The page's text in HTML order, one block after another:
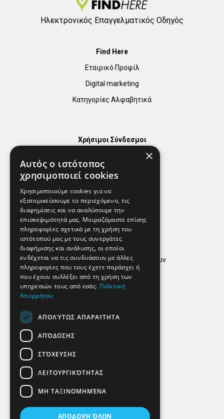
Ηλεκτρονικός Επαγγελματικός Οδηγός
Find Here
Εταιρικό Προφίλ
Digital marketing
Κατηγορίες Αλφαβητικά
Χρήσιμοι Σύνδεσμοι
Χρήσιμα Τηλέφωνα
Εφημερεύοντα Φαρμακεία
Απόρρητο
Όροι Χρήσης
Πολιτική προστασίας δεδομένων
Findhere
Social Media
×
Αυτός ο ιστότοπος
χρησιμοποιεί cookies
Χρησιμοποιούμε cookies για να
εξατομικεύσουμε το περιεχόμενο, τις
διαφημίσεις και να αναλύσουμε την
επισκεψιμότητά μας. Μοιραζόμαστε επίσης
πληροφορίες σχετικά με τη χρήση του
ιστότοπού μας με τους συνεργάτες
διαφήμισης και ανάλυσης, οι οποίοι
ενδέχεται να τις συνδυάσουν με άλλες
πληροφορίες που τους έχετε παράσχει ή
που έχουν συλλέξει από τη χρήση των
υπηρεσιών τους από εσάς. Πολιτική
Απορρήτου
ΑΠΟΛΎΤΩΣ ΑΠΑΡΑΊΤΗΤΑ
ΑΠΌΔΟΣΗΣ
ΣΤΌΧΕΥΣΗΣ
ΛΕΙΤΟΥΡΓΙΚΌΤΗΤΑΣ
ΜΗ ΤΑΞΙΝΟΜΗΜΈΝΑ
ΑΠΟΔΟΧΉ ΌΛΩΝ